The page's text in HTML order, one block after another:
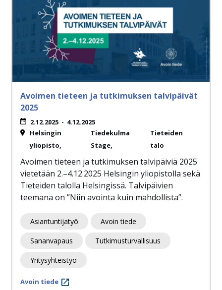
Avoimen tieteen ja tutkimuksen talvipäivät
2025
2.12.2025 - 4.12.2025
Helsingin
yliopisto
Tiedekulma
Stage
Tieteiden
talo
Avoimen tieteen ja tutkimuksen talvipäiviä 2025
vietetään 2.–4.12.2025 Helsingin yliopistolla sekä
Tieteiden talolla Helsingissä. Talvipäivien
teemana on ”Niin avointa kuin mahdollista”.
Asiantuntijatyö Avoin tiede
Sananvapaus Tutkimusturvallisuus
Yritysyhteistyö
Avoin tiede